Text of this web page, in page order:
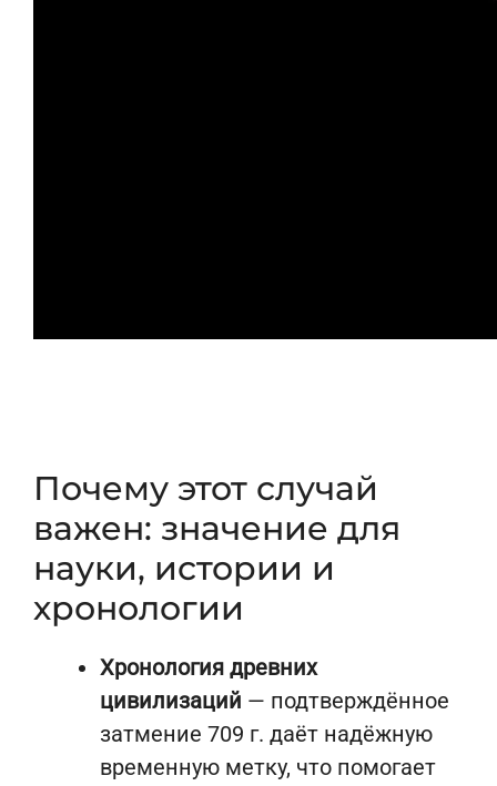
Почему этот случай
важен: значение для
науки, истории и
хронологии
Хронология древних
цивилизаций — подтверждённое
затмение 709 г. даёт надёжную
временную метку, что помогает